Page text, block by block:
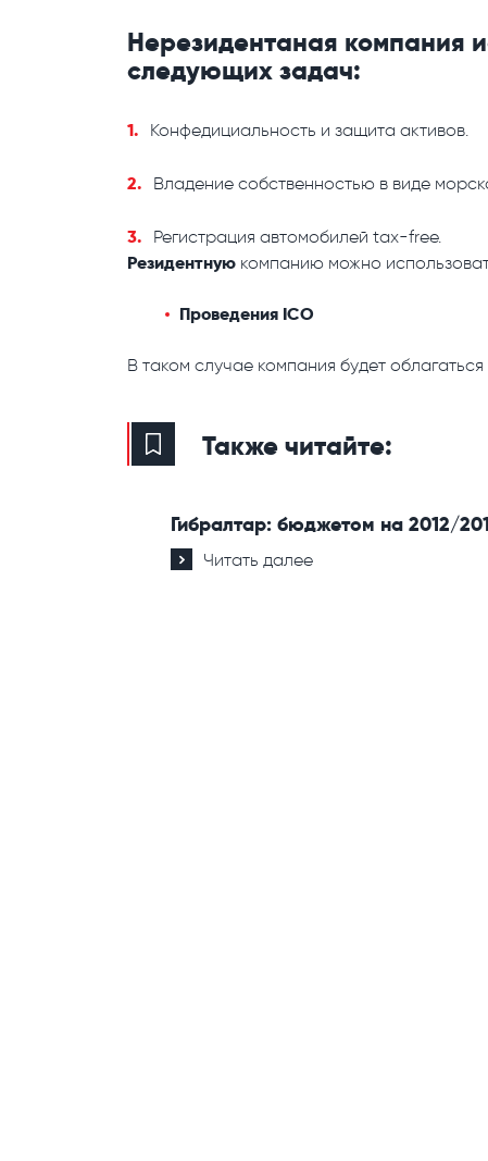
Нерезидентаная компания
следующих задач:
Конфедициальность и защита активов.
Владение собственностью в виде
Регистрация автомобилей tax-free.
Резидентную компанию можно
Проведения ICO
В таком случае компания будет
Также читайте:
Гибралтар: бюджетом на 2012/
Читать далее